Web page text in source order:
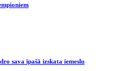
sava īpašā izskata iemeslu